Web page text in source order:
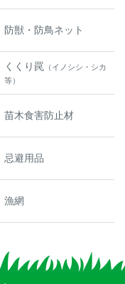
防獣・防鳥ネット
くくり罠 （イノシシ・シカ
等）
苗木食害防止材
忌避用品
漁網